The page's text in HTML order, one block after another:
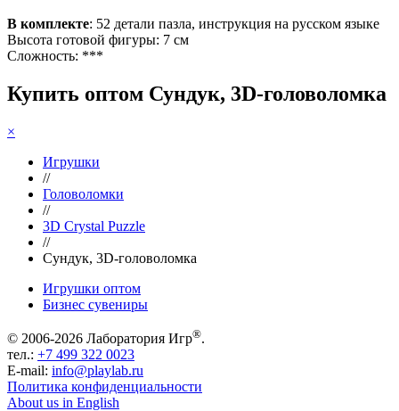
В комплекте: 52 детали пазла, инструкция на русском языке
Высота готовой фигуры: 7 см
Сложность: ***
Купить оптом Сундук, 3D-головоломка
×
Игрушки
//
Головоломки
//
3D Crystal Puzzle
//
Сундук, 3D-головоломка
Игрушки оптом
Бизнес сувениры
© 2006-2026 Лаборатория Игр®.
тел.: +7 499 322 0023
E-mail: info@playlab.ru
Политика конфиденциальности
About us in English